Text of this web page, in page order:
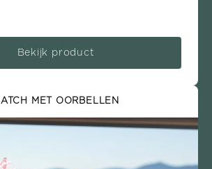
Bekijk product
MET OORBELLEN